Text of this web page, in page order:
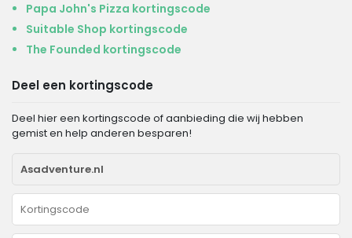
Papa John's Pizza kortingscode
Suitable Shop kortingscode
The Founded kortingscode
Deel een kortingscode
Deel hier een kortingscode of aanbieding die wij hebben
gemist en help anderen besparen!